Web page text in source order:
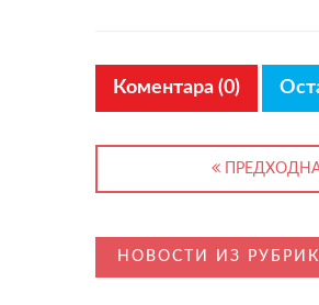
Коментара (0)
НОВОСТИ ИЗ